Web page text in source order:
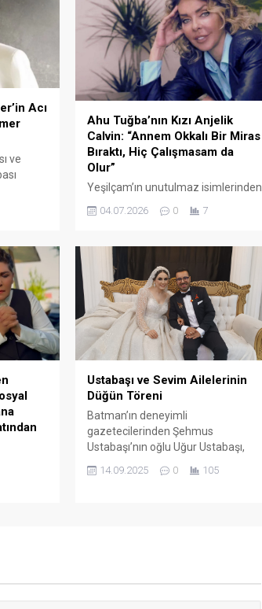
Acı
ve
Ahu Tuğba’nın Kızı Anjelik
Calvin: “Annem Okkalı Bir Miras
Bıraktı, Hiç Çalışmasam da
Olur”
Yeşilçam’ın unutulmaz isimlerinden
gerçekleşen vefatının ardından
Anjelik Calvin, katıldığı televizyon
programında çarpıcı açıklamalarda
bulundu. Annesinden kalan maddi
ve manevi mirasa değinen Calvin,
"Hiç çalışmasam da olur" dedi.
04.07.2026 0 7
ünlü
Ustabaşı ve Sevim Ailelerinin
Düğün Töreni
Batman’ın deneyimli
gazetecilerinden Şehmus
Ustabaşı’nın oğlu Uğur Ustabaşı,
14.09.2025 0 105